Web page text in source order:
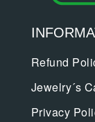
Refund
Jewelry´s
Privacy